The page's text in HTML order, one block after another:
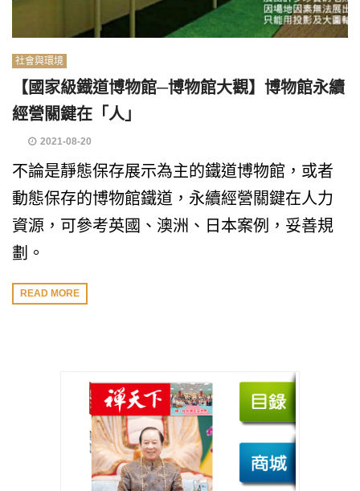
社會與環境
【國家級鐡道博物館─博物館大觀】博物館永續
經營關鍵在「人」
2021-08-20
不論是靜態保存展示為主的鐵道博物館，或者
動態保存的博物館鐵道，永續經營關鍵在人力
資源，可參考英國、澳洲、日本案例，妥善規
劃。
READ MORE